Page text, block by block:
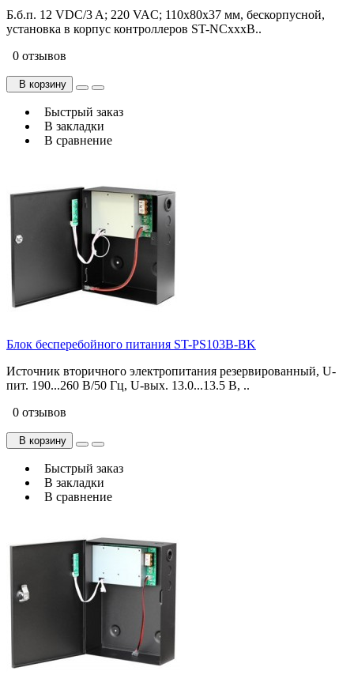
Б.б.п. 12 VDC/3 A; 220 VAC; 110х80х37 мм, бескорпусной,
установка в корпус контроллеров ST-NCxxxB..
0 отзывов
В корзину
Быстрый заказ
В закладки
В сравнение
Блок бесперебойного питания ST-PS103B-BK
Источник вторичного электропитания резервированный, U-
пит. 190...260 В/50 Гц, U-вых. 13.0...13.5 В, ..
0 отзывов
В корзину
Быстрый заказ
В закладки
В сравнение